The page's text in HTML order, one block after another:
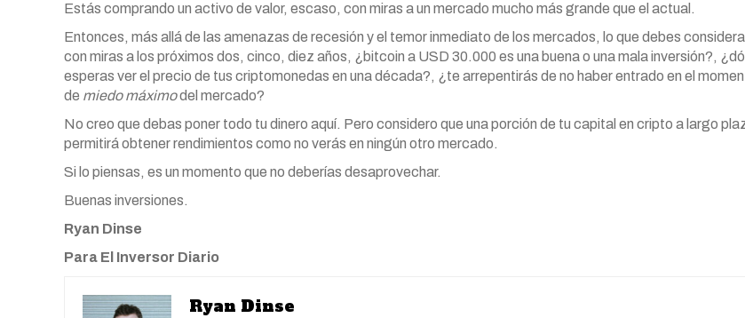
Estás comprando un activo de valor, escaso, con miras a un mercado mucho más grande que el actual.
Entonces, más allá de las amenazas de recesión y el temor inmediato de los mercados, lo que debes
con miras a los próximos dos, cinco, diez años, ¿bitcoin a USD 30.000 es una buena o una mala inversión?,
esperas ver el precio de tus criptomonedas en una década?, ¿te arrepentirás de no haber entrado en el
de miedo máximodel mercado?
No creo que debas poner todo tu dinero aquí. Pero considero que una porción de tu capital en cripto a largo
permitirá obtener rendimientos como no verás en ningún otro mercado.
Si lo piensas, es un momento que no deberías desaprovechar.
Buenas inversiones.
Ryan Dinse
Para El Inversor Diario
Ryan Dinse